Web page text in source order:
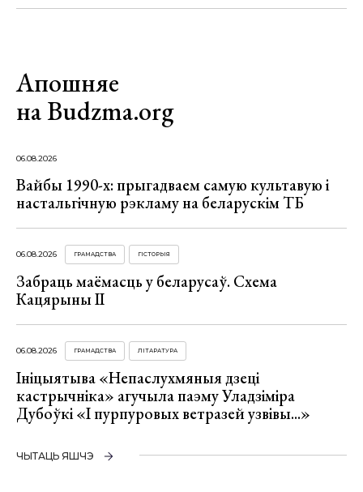
Апошняе
на Budzma.org
06.08.2026
Вайбы 1990-х: прыгадваем самую культавую і
настальгічную рэкламу на беларускім ТБ
06.08.2026 ГРАМАДСТВА ГІСТОРЫЯ
Забраць маёмасць у беларусаў. Схема
Кацярыны ІІ
06.08.2026 ГРАМАДСТВА ЛІТАРАТУРА
Ініцыятыва «Непаслухмяныя дзеці
кастрычніка» агучыла паэму Уладзіміра
Дубоўкі «І пурпуровых ветразей узвівы...»
ЧЫТАЦЬ ЯШЧЭ